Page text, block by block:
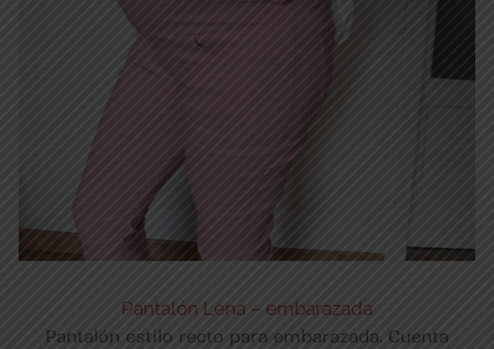
Pantalón Lena – embarazada
Pantalón estilo recto para embarazada. Cuenta